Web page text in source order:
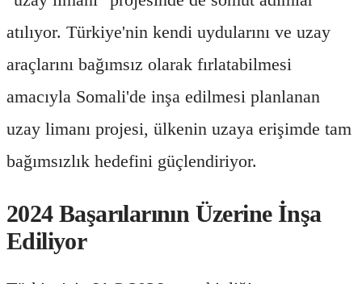
atılıyor. Türkiye'nin kendi uydularını ve uzay
araçlarını bağımsız olarak fırlatabilmesi
amacıyla Somali'de inşa edilmesi planlanan
uzay limanı projesi, ülkenin uzaya erişimde tam
bağımsızlık hedefini güçlendiriyor.
2024 Başarılarının Üzerine İnşa
Ediliyor